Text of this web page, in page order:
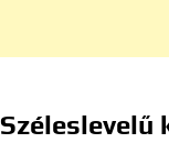
Széleslevelű